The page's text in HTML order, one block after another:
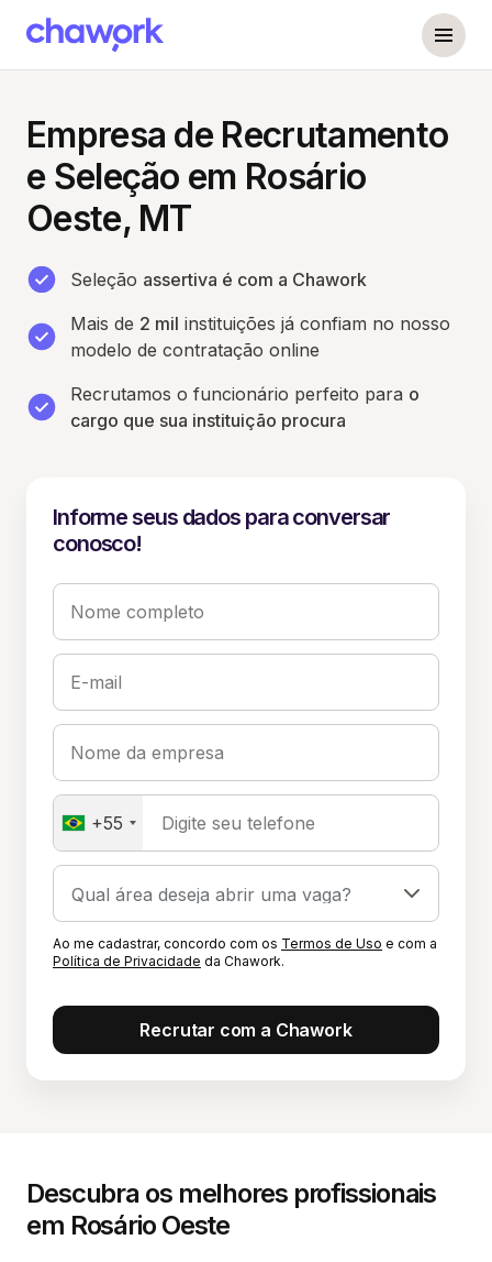
Empresa de Recrutamento
e Seleção em Rosário
Oeste, MT
Seleção assertiva é com a Chawork
Mais de 2 mil instituições já confiam no nosso
modelo de contratação online
Recrutamos o funcionário perfeito para o
cargo que sua instituição procura
Informe seus dados para conversar
conosco!
Nome completo
E-mail
Nome da empresa
+55 Digite seu telefone
Ao me cadastrar, concordo com os Termos de Uso e com a
Política de Privacidade da Chawork.
Recrutar com a Chawork
Descubra os melhores profissionais
em Rosário Oeste